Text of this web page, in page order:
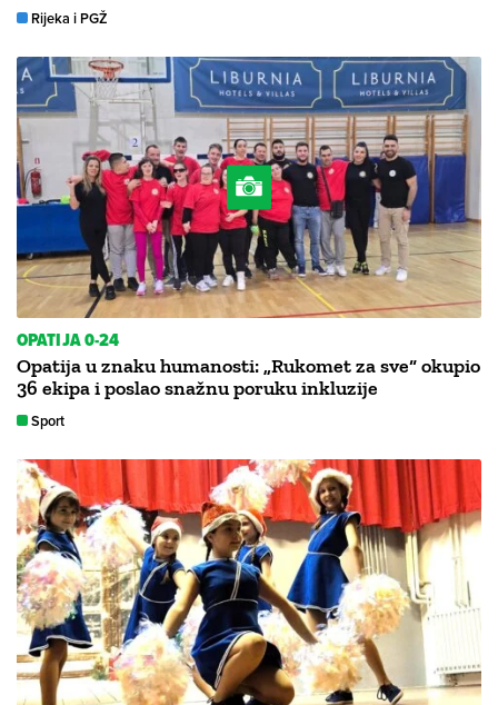
Rijeka i PGŽ
OPATIJA 0-24
Opatija u znaku humanosti: „Rukomet za sve“ okupio
36 ekipa i poslao snažnu poruku inkluzije
Sport